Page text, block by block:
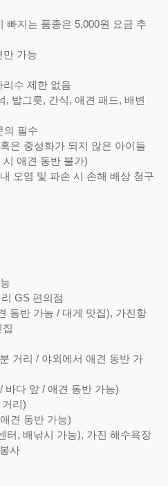
지는 품종은 5,000원 요금 추
만 가능
수 제한 없음
, 밥그릇, 간식, 애견 패드, 배변
의 필수
은 중성화가 되지 않은 아이들
애견 동반 불가)
오염 및 파손 시 손해 배상 청구
GS 편의점
동반 가능 / 대게 맛집), 가진항
거리 / 야외에서 애견 동반 가
바다 앞 / 애견 동반 가능)
리)
견 동반 가능)
터, 배낚시 가능), 가진 해수욕장
사